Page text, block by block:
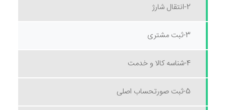
2-انتقال شارژ
3-ثبت مشتری
4-شناسه کالا و خدمت
5-ثبت صورتحساب اصلی